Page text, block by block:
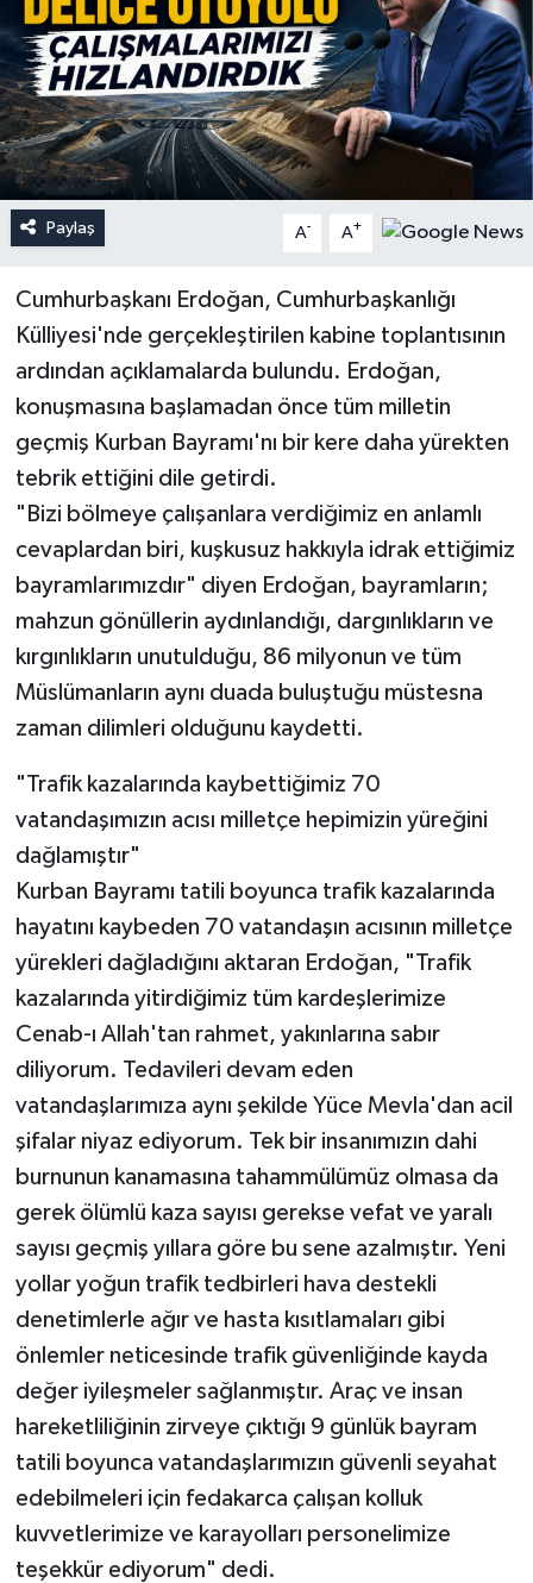
Paylaş A- A+
Cumhurbaşkanı Erdoğan, Cumhurbaşkanlığı
Külliyesi'nde gerçekleştirilen kabine toplantısının
ardından açıklamalarda bulundu. Erdoğan,
konuşmasına başlamadan önce tüm milletin
geçmiş Kurban Bayramı'nı bir kere daha yürekten
tebrik ettiğini dile getirdi.
"Bizi bölmeye çalışanlara verdiğimiz en anlamlı
cevaplardan biri, kuşkusuz hakkıyla idrak ettiğimiz
bayramlarımızdır" diyen Erdoğan, bayramların;
mahzun gönüllerin aydınlandığı, dargınlıkların ve
kırgınlıkların unutulduğu, 86 milyonun ve tüm
Müslümanların aynı duada buluştuğu müstesna
zaman dilimleri olduğunu kaydetti.
"Trafik kazalarında kaybettiğimiz 70
vatandaşımızın acısı milletçe hepimizin yüreğini
dağlamıştır"
Kurban Bayramı tatili boyunca trafik kazalarında
hayatını kaybeden 70 vatandaşın acısının milletçe
yürekleri dağladığını aktaran Erdoğan, "Trafik
kazalarında yitirdiğimiz tüm kardeşlerimize
Cenab-ı Allah'tan rahmet, yakınlarına sabır
diliyorum. Tedavileri devam eden
vatandaşlarımıza aynı şekilde Yüce Mevla'dan acil
şifalar niyaz ediyorum. Tek bir insanımızın dahi
burnunun kanamasına tahammülümüz olmasa da
gerek ölümlü kaza sayısı gerekse vefat ve yaralı
sayısı geçmiş yıllara göre bu sene azalmıştır. Yeni
yollar yoğun trafik tedbirleri hava destekli
denetimlerle ağır ve hasta kısıtlamaları gibi
önlemler neticesinde trafik güvenliğinde kayda
değer iyileşmeler sağlanmıştır. Araç ve insan
hareketliliğinin zirveye çıktığı 9 günlük bayram
tatili boyunca vatandaşlarımızın güvenli seyahat
edebilmeleri için fedakarca çalışan kolluk
kuvvetlerimize ve karayolları personelimize
teşekkür ediyorum" dedi.